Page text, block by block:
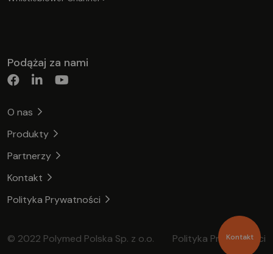
Kontakt
Podążaj za nami
O nas
Produkty
Partnerzy
Kontakt
Polityka Prywatności
© 2022 Polymed Polska Sp. z o.o. Polityka Prywatności